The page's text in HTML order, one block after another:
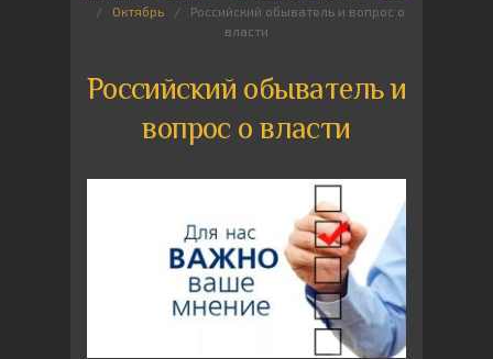
Октябрь
Российский обыватель и вопрос о
власти
Российский обыватель и
вопрос о власти